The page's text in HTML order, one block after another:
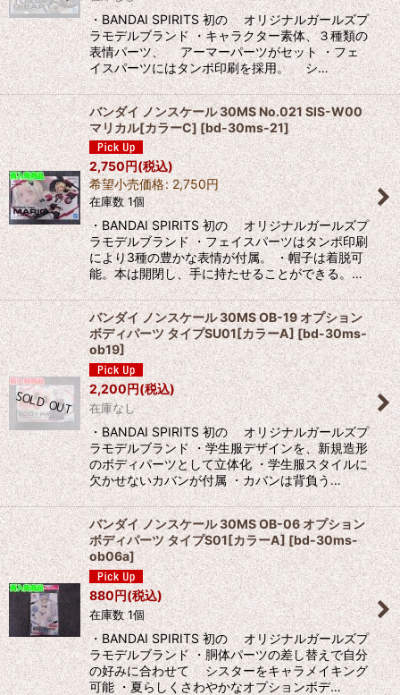
・BANDAI SPIRITS 初の オリジナルガールズプ
ラモデルブランド ・キャラクター素体、３種類の
表情パーツ、 アーマーパーツがセット ・フェ
イスパーツにはタンポ印刷を採用。 シ…
バンダイ ノンスケール 30MS No.021 SIS-W00
マリカル[カラーC] [bd-30ms-21]
2,750円(税込)
希望小売価格: 2,750円
在庫数 1個
・BANDAI SPIRITS 初の オリジナルガールズプ
ラモデルブランド ・フェイスパーツはタンポ印刷
により3種の豊かな表情が付属。 ・帽子は着脱可
能。本は開閉し、手に持たせることができる。…
バンダイ ノンスケール 30MS OB-19 オプション
ボディパーツ タイプSU01[カラーA][bd-30ms-
ob19]
2,200円(税込)
在庫なし
・BANDAI SPIRITS 初の オリジナルガールズプ
ラモデルブランド ・学生服デザインを、新規造形
のボディパーツとして立体化 ・学生服スタイルに
欠かせないカバンが付属 ・カバンは背負う…
バンダイ ノンスケール 30MS OB-06 オプション
ボディパーツ タイプS01[カラーA] [bd-30ms-
ob06a]
880円(税込)
在庫数 1個
・BANDAI SPIRITS 初の オリジナルガールズプ
ラモデルブランド ・胴体パーツの差し替えで自分
の好みに合わせて シスターをキャラメイキング
可能 ・夏らしくさわやかなオプションボデ…